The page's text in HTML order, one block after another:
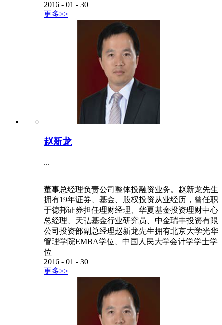
2016 - 01 - 30
更多>>
赵新龙
...
董事总经理负责公司整体投融资业务。赵新龙先生
拥有19年证券、基金、股权投资从业经历，曾任职
于德邦证券担任理财经理、华夏基金投资理财中心
总经理、天弘基金行业研究员、中金瑞丰投资有限
公司投资部副总经理赵新龙先生拥有北京大学光华
管理学院EMBA学位、中国人民大学会计学学士学
位
2016 - 01 - 30
更多>>